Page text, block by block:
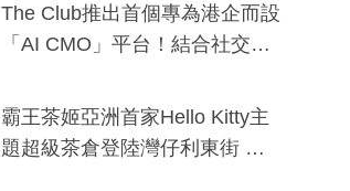
The Club推出首個專為港企而設
「AI CMO」平台！結合社交聆
分鐘生成「貼地」宣傳短片
霸王茶姬亞洲首家Hello Kitty主
題超級茶倉登陸灣仔利東街 推